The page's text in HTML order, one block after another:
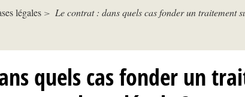
légales Le contrat : dans quels cas fonder un traitement
quels cas fonder un